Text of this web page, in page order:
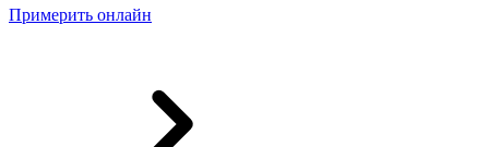
Примерить онлайн